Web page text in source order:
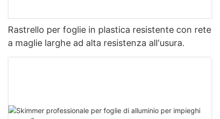
Rastrello per foglie in plastica resistente con rete
a maglie larghe ad alta resistenza all'usura.